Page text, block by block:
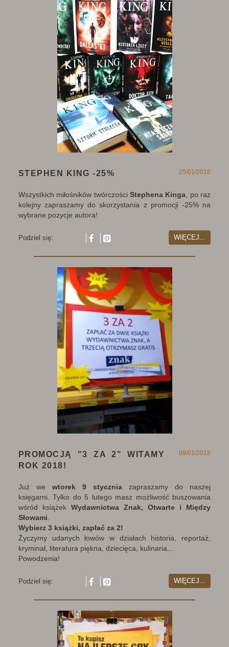
25/01/2018
STEPHEN KING -25%
Wszystkich miłośników twórczości Stephena Kinga, po raz
kolejny zapraszamy do skorzystania z promocji -25% na
wybrane pozycje autora!
Podziel się: WIĘCEJ...
08/01/2018
PROMOCJĄ "3 ZA 2" WITAMY
ROK 2018!
Już we wtorek 9 stycznia zapraszamy do naszej
księgarni. Tylko do 5 lutego masz możliwość buszowania
wśród książek Wydawnictwa Znak, Otwarte i Między
Słowami.
Wybierz 3 książki, zapłać za 2!
Życzymy udanych łowów w działach historia, reportaż,
kryminał, literatura piękna, dziecięca, kulinaria...
Powodzenia!
Podziel się: WIĘCEJ...